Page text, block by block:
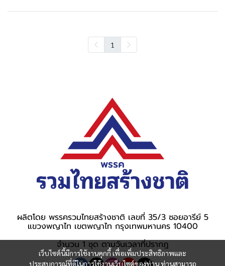
1
เว็บไซต์นี้มีการใช้งานคุกกี้ เพื่อเพิ่มประสิทธิภาพและ
ประสบการณ์ที่ดีในการใช้งานเว็บไซต์ของท่าน ท่านสามารถ
ผลิตโดย พรรครวมไทยสร้างชาติ เลขที่ 35/3 ซอยอารีย์ 5
แขวงพญาไท เขตพญาไท กรุงเทพมหานคร 10400
จำนวน 1 ชุด ตามวันเวลาที่ปรากฎ